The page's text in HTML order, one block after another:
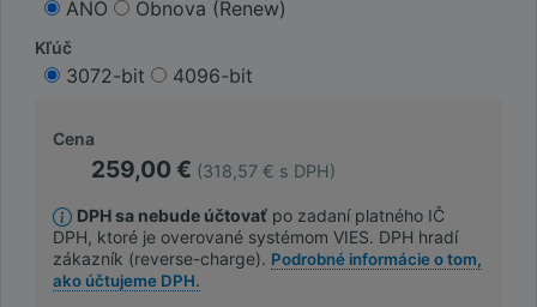
ANO Obnova (Renew)
Kľúč
3072-bit 4096-bit
Cena
259,00 € (318,57 € s DPH)
DPH sa nebude účtovať po zadaní platného IČ
DPH, ktoré je overované systémom VIES. DPH hradí
zákazník (reverse-charge). Podrobné informácie o tom,
ako účtujeme DPH.